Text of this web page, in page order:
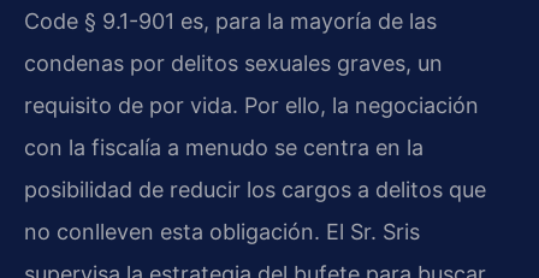
Code § 9.1-901 es, para la mayoría de las
condenas por delitos sexuales graves, un
requisito de por vida. Por ello, la negociación
con la fiscalía a menudo se centra en la
posibilidad de reducir los cargos a delitos que
no conlleven esta obligación. El Sr. Sris